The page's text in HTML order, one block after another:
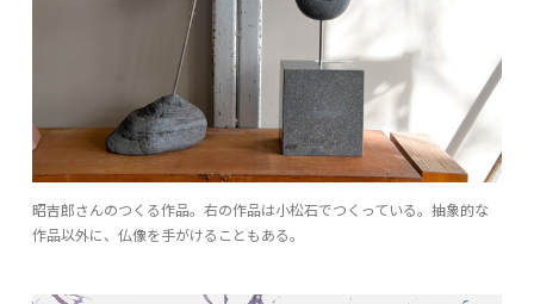
昭吉郎さんのつくる作品。右の作品は小松石でつくっている。抽象的な
作品以外に、仏像を手がけることもある。